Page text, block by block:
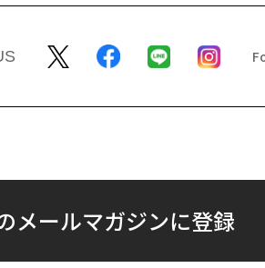
メールマガジンに登録